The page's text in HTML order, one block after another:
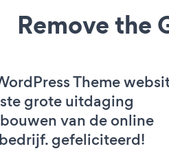
Remove the
Theme
grote uitdaging
van de online
gefeliciteerd!